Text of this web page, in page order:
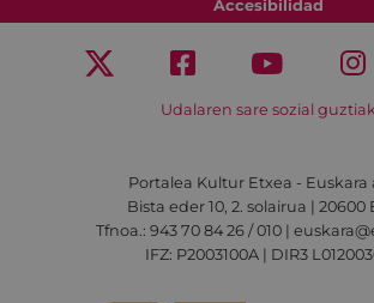
Accesibilidad
Udalaren sare sozial
Portalea Kultur Etxea - Euskara
Bista eder 10, 2. solairua | 20600
Tfnoa.: 943 70 84 26 / 010 |
IFZ: P2003100A | DIR3